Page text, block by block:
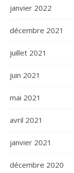
janvier 2022
décembre 2021
juillet 2021
juin 2021
mai 2021
avril 2021
janvier 2021
décembre 2020